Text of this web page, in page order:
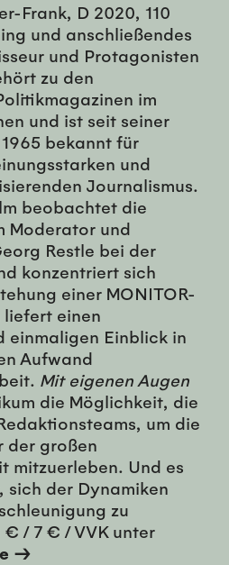
Frank, D 2020, 110
und anschließendes
und Protagonisten
zu den
im
und ist seit seiner
bekannt für
und
Journalismus.
beobachtet die
Moderator und
Restle bei der
konzentriert sich
einer MONITOR-
liefert einen
einmaligen Einblick in
Aufwand
Mit eigenen Augen
die Möglichkeit, die
um die
der großen
mitzuerleben. Und es
der Dynamiken
zu
€ / 7 € / VVK unter
→